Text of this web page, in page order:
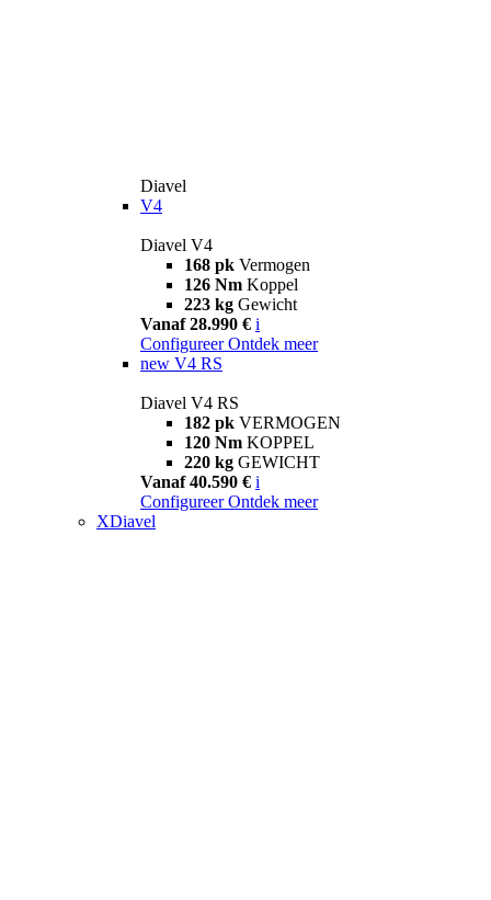
Diavel
V4
Diavel V4
168 pk Vermogen
126 Nm Koppel
223 kg Gewicht
Vanaf 28.990 € i
Configureer Ontdek meer
new V4 RS
Diavel V4 RS
182 pk VERMOGEN
120 Nm KOPPEL
220 kg GEWICHT
Vanaf 40.590 € i
Configureer Ontdek meer
XDiavel